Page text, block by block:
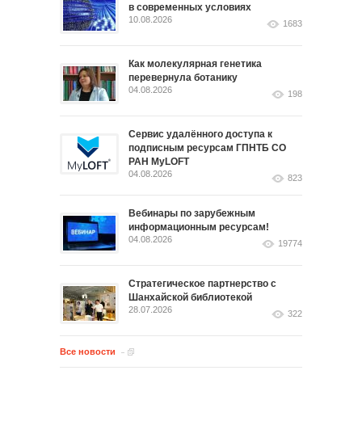
в современных условиях
10.08.2026 1683
Как молекулярная генетика
перевернула ботанику
04.08.2026 198
Сервис удалённого доступа к
подписным ресурсам ГПНТБ СО
РАН MyLOFT
04.08.2026 823
Вебинары по зарубежным
информационным ресурсам!
04.08.2026 19774
Стратегическое партнерство с
Шанхайской библиотекой
28.07.2026 322
Все новости